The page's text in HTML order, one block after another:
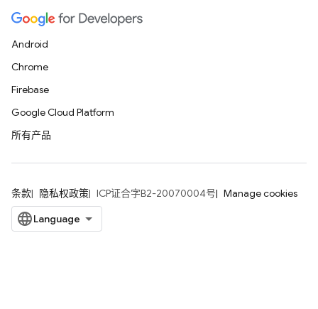
Android
Chrome
Firebase
Google Cloud Platform
所有产品
条款 隐私权政策 ICP证合字B2-20070004号 Manage cookies